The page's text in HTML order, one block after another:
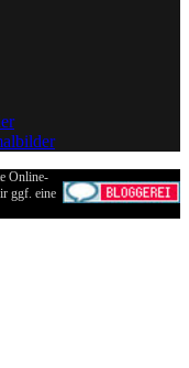
Online-
ggf. eine